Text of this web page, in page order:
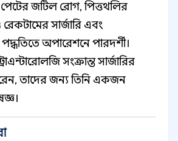
জটিল রোগ, পিত্তথলির
সার্জারি এবং
অপারেশনে পারদর্শী।
সংক্রান্ত সার্জারির
তাদের জন্য তিনি একজন